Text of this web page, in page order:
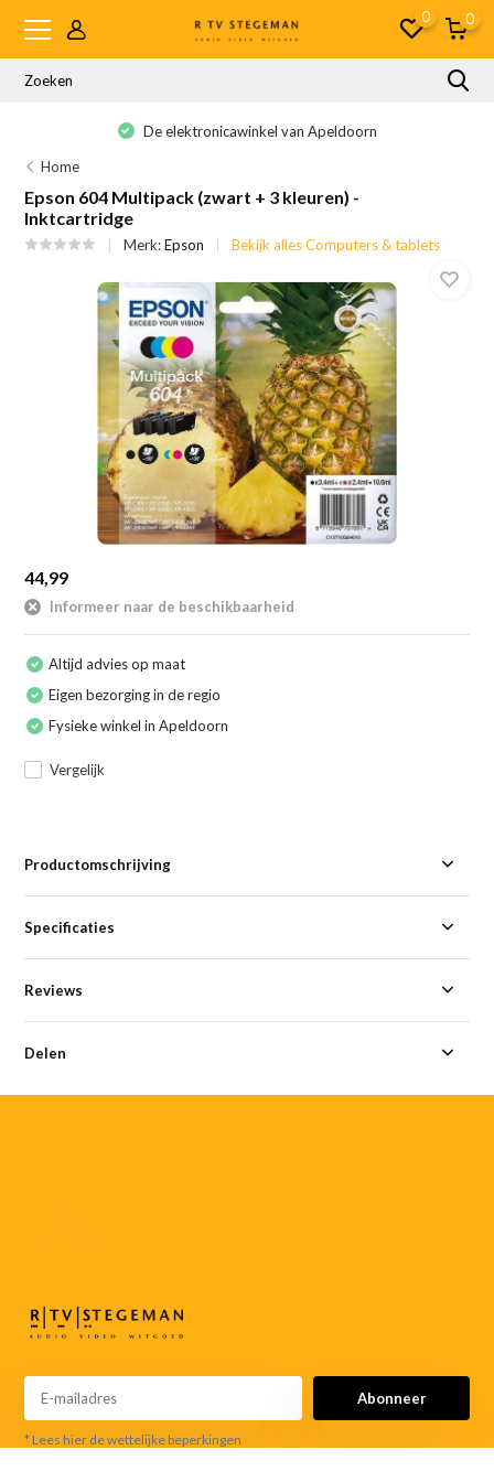
0 0
De elektronicawinkel van Apeldoorn
Home
Epson 604 Multipack (zwart + 3 kleuren) -
Inktcartridge
Merk:Epson Bekijk alles Computers & tablets
44,99
Informeer naar de beschikbaarheid
Altijd advies op maat
Eigen bezorging in de regio
Fysieke winkel in Apeldoorn
Vergelijk
Productomschrijving
Specificaties
Reviews
Delen
Abonneer
* Lees hier de wettelijke beperkingen